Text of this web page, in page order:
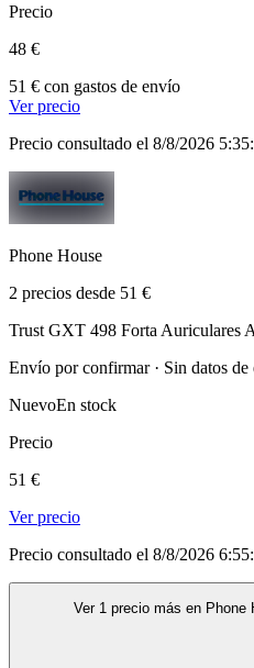
Precio
48 €
51 € con gastos de envío
Ver precio
Precio consultado el 8/8/2026
Phone House
2 precios desde 51 €
Trust GXT 498 Forta Auriculares
Envío por confirmar · Sin datos de
NuevoEn stock
Precio
51 €
Ver precio
Precio consultado el 8/8/2026
Ver 1 precio más en Phone